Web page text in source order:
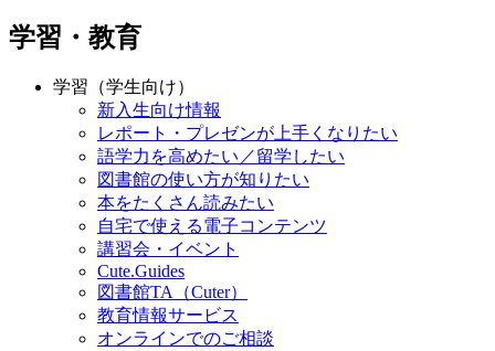
学習・教育
学習（学生向け）
新入生向け情報
レポート・プレゼンが上手くなりたい
語学力を高めたい／留学したい
図書館の使い方が知りたい
本をたくさん読みたい
自宅で使える電子コンテンツ
講習会・イベント
Cute.Guides
図書館TA（Cuter）
教育情報サービス
オンラインでのご相談